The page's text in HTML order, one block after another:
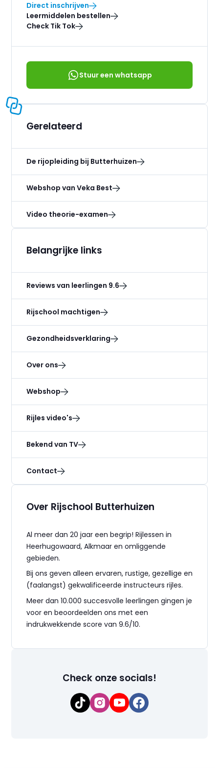
Direct inschrijven
Leermiddelen bestellen
Check Tik Tok
Stuur een whatsapp
Gerelateerd
De rijopleiding bij Butterhuizen
Webshop van Veka Best
Video theorie-examen
Belangrijke links
Reviews van leerlingen 9.6
Rijschool machtigen
Gezondheidsverklaring
Over ons
Webshop
Rijles video's
Bekend van TV
Contact
Over Rijschool Butterhuizen
Al meer dan 20 jaar een begrip! Rijlessen in
Heerhugowaard, Alkmaar en omliggende
gebieden.
Bij ons geven alleen ervaren, rustige, gezellige en
(faalangst) gekwalificeerde instructeurs rijles.
Meer dan 10.000 succesvolle leerlingen gingen je
voor en beoordeelden ons met een
indrukwekkende score van 9.6/10.
Check onze socials!